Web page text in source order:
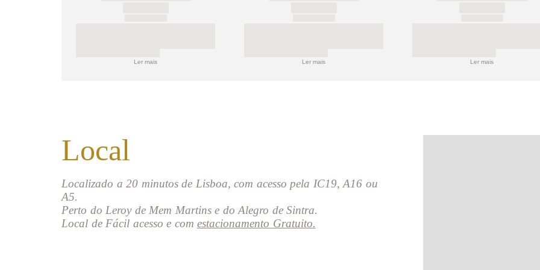
Ler mais Ler mais Ler mais
Local
Localizado a 20 minutos de Lisboa, com acesso pela IC19, A16 ou
A5.
Perto do Leroy de Mem Martins e do Alegro de Sintra.
Local de Fácil acesso e com estacionamento Gratuito.